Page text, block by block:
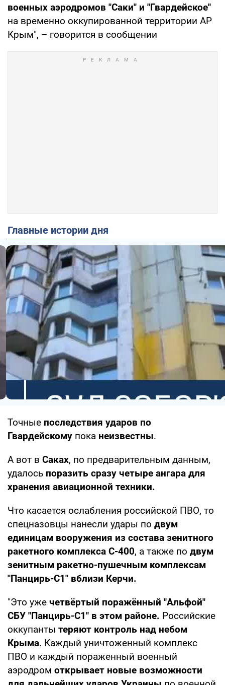
военных аэродромов "Саки" и "Гвардейское"
на временно оккупированной территории АР
Крым", – говорится в сообщении
Главные истории дня
Точные последствия ударов по
Гвардейскому пока неизвестны.
А вот в Саках, по предварительным данным,
удалось поразить сразу четыре ангара для
хранения авиационной техники.
Что касается ослабления российской ПВО, то
спецназовцы нанесли удары по двум
единицам вооружения из состава зенитного
ракетного комплекса С-400, а также по двум
зенитным ракетно-пушечным комплексам
"Панцирь-С1" вблизи Керчи.
"Это уже четвёртый поражённый "Альфой"
СБУ "Панцирь-С1" в этом районе. Российские
оккупанты теряют контроль над небом
Крыма. Каждый уничтоженный комплекс
ПВО и каждый пораженный военный
аэродром открывает новые возможности